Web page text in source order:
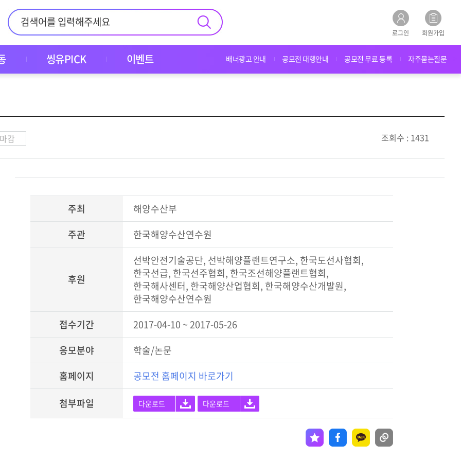
로그인 회원가입
씽유PICK 이벤트 배너광고 안내 공모전 대행안내 공모전 무료 등록 자주묻는질문
마감 조회수 : 1431
주최
해양수산부
주관
한국해양수산연수원
후원
선박안전기술공단, 선박해양플랜트연구소, 한국도선사협회,
한국선급, 한국선주협회, 한국조선해양플랜트협회,
한국해사센터, 한국해양산업협회, 한국해양수산개발원,
한국해양수산연수원
접수기간
2017-04-10 ~ 2017-05-26
응모분야
학술/논문
홈페이지
공모전 홈페이지 바로가기
첨부파일
다운로드 다운로드